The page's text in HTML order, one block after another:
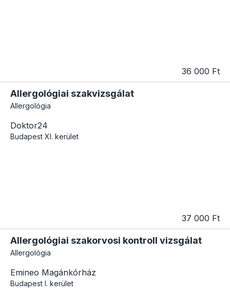
36 000 Ft
Allergológiai szakvizsgálat
Allergológia
Doktor24
Budapest XI. kerület
37 000 Ft
Allergológiai szakorvosi kontroll vizsgálat
Allergológia
Emineo Magánkórház
Budapest I. kerület